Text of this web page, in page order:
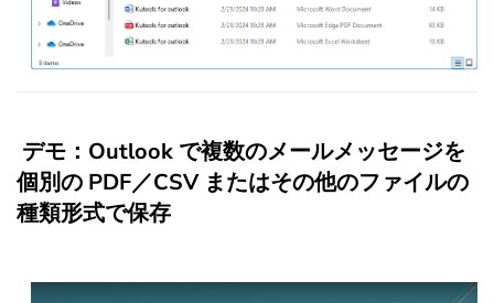
デモ：Outlook で複数のメールメッセージを
個別の PDF／CSV またはその他のファイルの
種類形式で保存